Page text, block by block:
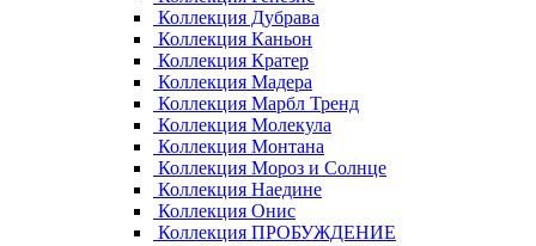
Коллекция Дубрава
Коллекция Каньон
Коллекция Кратер
Коллекция Мадера
Коллекция Марбл Тренд
Коллекция Молекула
Коллекция Монтана
Коллекция Мороз и Солнце
Коллекция Наедине
Коллекция Онис
Коллекция ПРОБУЖДЕНИЕ